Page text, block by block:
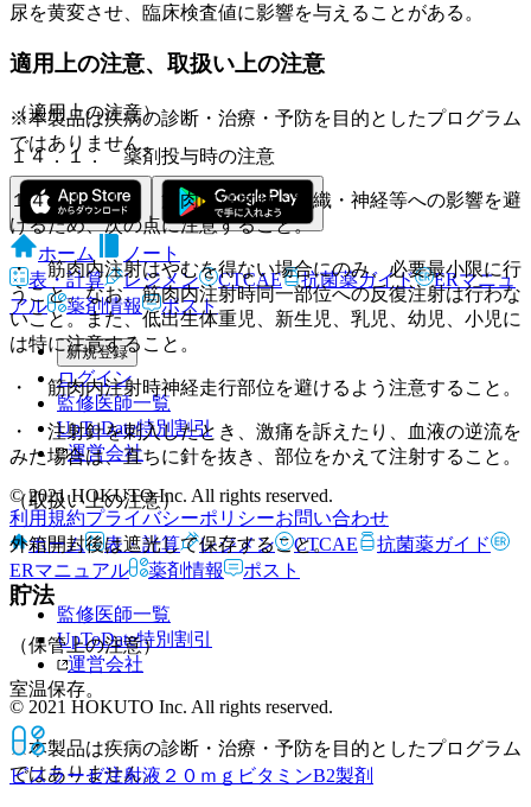
尿を黄変させ、臨床検査値に影響を与えることがある。
適用上の注意、取扱い上の注意
（適用上の注意）
１４．１． 薬剤投与時の注意
１４．１．１． 筋肉内注射時：組織・神経等への影響を避
けるため、次の点に注意すること。
・ 筋肉内注射はやむを得ない場合にのみ、必要最小限に行
うこと。なお、筋肉内注射時同一部位への反復注射は行わな
いこと。また、低出生体重児、新生児、乳児、幼児、小児に
は特に注意すること。
・ 筋肉内注射時神経走行部位を避けるよう注意すること。
・ 注射針を刺入したとき、激痛を訴えたり、血液の逆流を
みた場合は、直ちに針を抜き、部位をかえて注射すること。
（取扱い上の注意）
外箱開封後は遮光して保存すること。
貯法
（保管上の注意）
室温保存。
ビスラーゼ注射液２０ｍｇ ビタミンB2製剤
※本製品は疾病の診断・治療・予防を目的としたプログラム
ではありません。
ホーム
ノート
表・計算
レジメン CTCAE 抗菌薬ガイド
ERマニュ
アル
薬剤情報 ポスト
新規登録
ログイン
監修医師一覧
UpToDate特別割引
運営会社
© 2021 HOKUTO Inc. All rights reserved.
利用規約プライバシーポリシーお問い合わせ
ホーム
表・計算 レジメン CTCAE
抗菌薬ガイド
ERマニュアル
薬剤情報 ポスト
監修医師一覧
UpToDate特別割引
運営会社
© 2021 HOKUTO Inc. All rights reserved.
※本製品は疾病の診断・治療・予防を目的としたプログラム
ではありません。